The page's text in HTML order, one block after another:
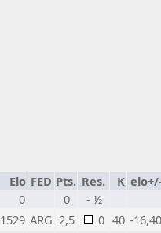
Elo FED Pts. Res. K
0 0
- ½
1529 ARG 2,5 0 40 -16,40